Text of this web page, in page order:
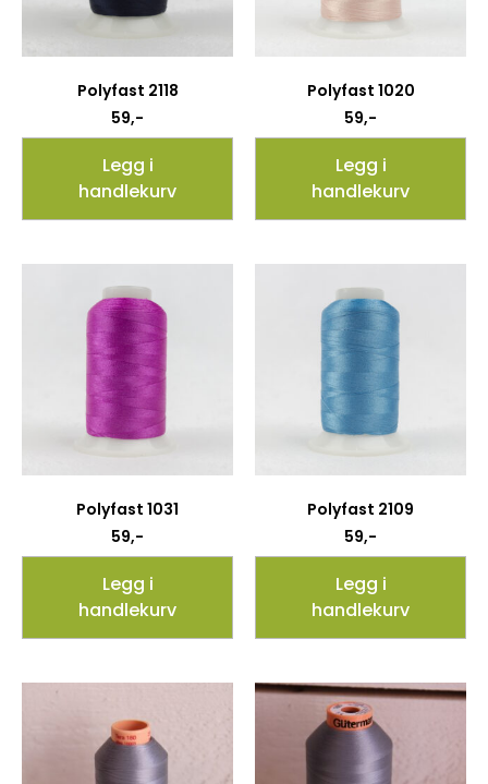
Polyfast 2118
59,-
Legg i
handlekurv
Polyfast 1020
59,-
Legg i
handlekurv
Polyfast 1031
59,-
Legg i
handlekurv
Polyfast 2109
59,-
Legg i
handlekurv